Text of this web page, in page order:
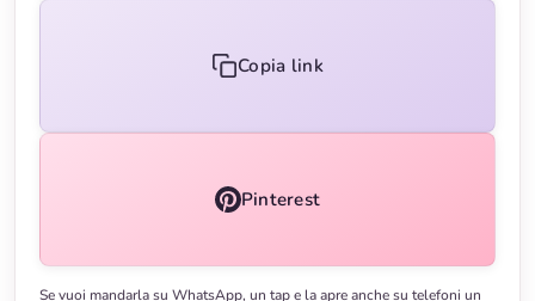
Copia link
Pinterest
Se vuoi mandarla su WhatsApp, un tap e la apre anche su telefoni un